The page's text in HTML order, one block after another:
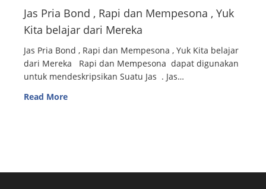
Jas Pria Bond , Rapi dan Mempesona , Yuk
Kita belajar dari Mereka
Jas Pria Bond , Rapi dan Mempesona , Yuk Kita belajar
dari Mereka Rapi dan Mempesona dapat digunakan
untuk mendeskripsikan Suatu Jas . Jas…
Read More